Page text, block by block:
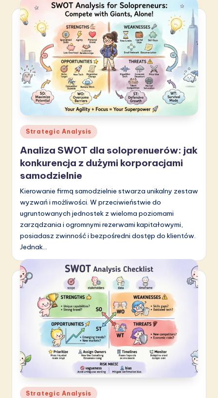
Posted
in
Strategic Analysis
Analiza SWOT dla soloprenuerów: jak
konkurencja z dużymi korporacjami
samodzielnie
Kierowanie firmą samodzielnie stwarza unikalny zestaw
wyzwań i możliwości. W przeciwieństwie do
ugruntowanych jednostek z wieloma poziomami
zarządzania i ogromnymi rezerwami kapitałowymi,
posiadasz zwinność i bezpośredni dostęp do klientów.
Jednak…
Posted
Strategic Analysis